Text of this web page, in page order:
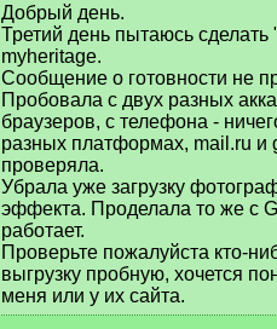
[
q
]
Добрый день.
Третий день пытаюсь сделать
myheritage.
Сообщение о готовности не
Пробовала с двух разных
браузеров, с телефона -
разных платформах, mail.ru и
проверяла.
Убрала уже загрузку
эффекта. Проделала то же с
работает.
Проверьте пожалуйста кто-
выгрузку пробную, хочется
меня или у их сайта.
[